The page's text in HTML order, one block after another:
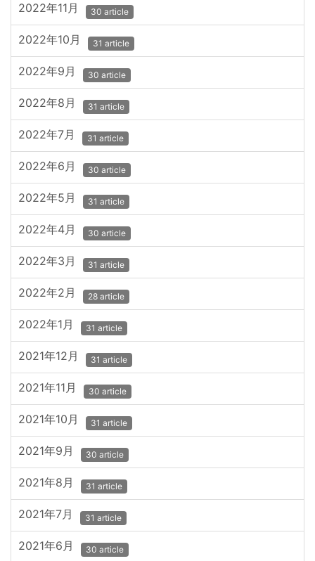
2022年11月 30 article
2022年10月 31 article
2022年9月 30 article
2022年8月 31 article
2022年7月 31 article
2022年6月 30 article
2022年5月 31 article
2022年4月 30 article
2022年3月 31 article
2022年2月 28 article
2022年1月 31 article
2021年12月 31 article
2021年11月 30 article
2021年10月 31 article
2021年9月 30 article
2021年8月 31 article
2021年7月 31 article
2021年6月 30 article